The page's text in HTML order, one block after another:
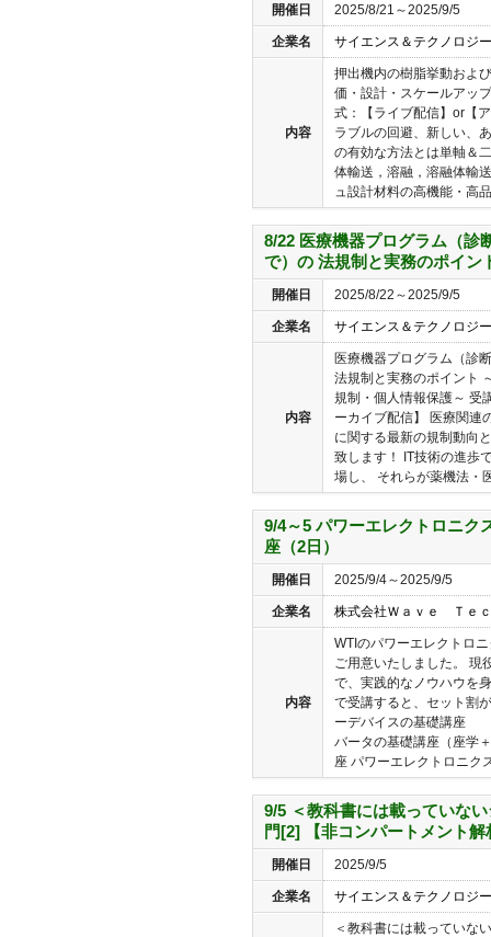
開催日 2025/8/21～2025/9/5
企業名 サイエンス＆テクノロジ
内容
押出機内の樹脂挙動およ
価・設計・スケールアッ
式：【ライブ配信】or【
ラブルの回避、新しい、
の有効な方法とは単軸＆
体輸送，溶融，溶融体輸
ュ設計材料の高機能・高
8/22 医療機器プログラム（診
で）の 法規制と実務のポイン
開催日 2025/8/22～2025/9/5
企業名 サイエンス＆テクノロジ
内容
医療機器プログラム（診
法規制と実務のポイント
規制・個人情報保護～ 受
ーカイブ配信】 医療関連
に関する最新の規制動向
致します！ IT技術の進歩
場し、 それらが薬機法・
9/4～5 パワーエレクトロニク
座（2日）
開催日 2025/9/4～2025/9/5
企業名 株式会社Ｗａｖｅ Ｔｅ
内容
WTIのパワーエレクトロ
ご用意いたしました。 現
で、実践的なノウハウを
で受講すると、セット割
ーデバイスの基礎講
バータの基礎講座（座学
座 パワーエレクトロニク
9/5 ＜教科書には載っていな
門[2] 【非コンパートメント
開催日 2025/9/5
企業名 サイエンス＆テクノロジ
＜教科書には載っていな